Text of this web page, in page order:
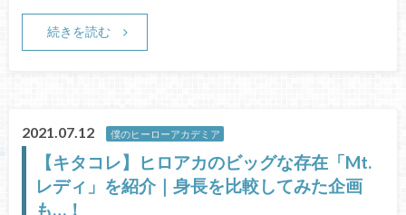
続きを読む
2021.07.12 僕のヒーローアカデミア
【キタコレ】ヒロアカのビッグな存在「Mt.
レディ」を紹介｜身長を比較してみた企画
も…！